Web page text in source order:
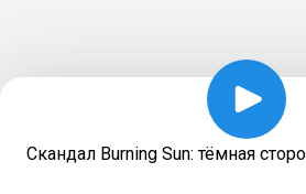
Скандал Burning Sun: тёмная